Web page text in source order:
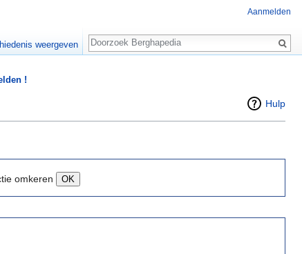
!
Hulp
omkeren
Aanmelden
weergeven
Zoeken